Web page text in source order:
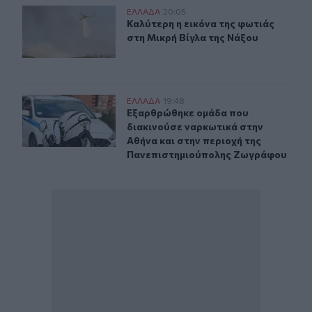
Καλύτερη η εικόνα της φωτιάς στη Μικρή Βίγλα της
ΕΛΛAΔΑ 20:05
Καλύτερη η εικόνα της φωτιάς στη
Καλύτερη η εικόνα της φωτιάς
στη Μικρή Βίγλα της Νάξου
Εξαρθρώθηκε ομάδα που διακινούσε ναρκωτικά στην
ΕΛΛAΔΑ 19:48
Εξαρθρώθηκε ομάδα που
Εξαρθρώθηκε ομάδα που
διακινούσε ναρκωτικά στην
Αθήνα και στην περιοχή της
Πανεπιστημιούπολης Ζωγράφου